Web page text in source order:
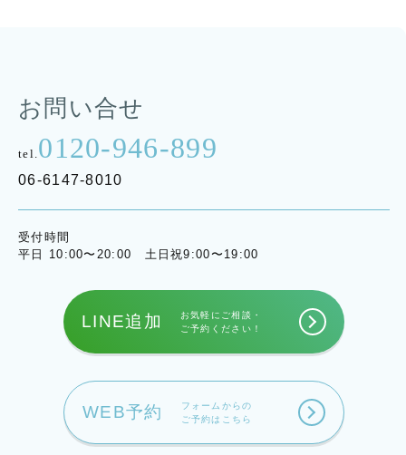
お問い合せ
tel.0120-946-899
06-6147-8010
受付時間
平日 10:00〜20:00 土日祝9:00〜19:00
LINE追加
お気軽にご相談・
ご予約ください！
WEB予約
フォームからの
ご予約はこちら